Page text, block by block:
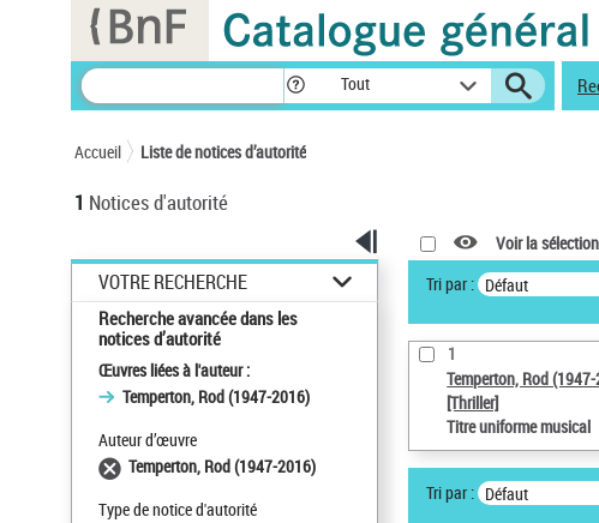
Tout
Accueil Liste de notices d’autorité
1 Notices d'autorité
VOTRE RECHERCHE
Recherche avancée dans les
notices d’autorité
Œuvres liées à l'auteur :
Temperton, Rod (1947-2016)
Auteur d’œuvre
Temperton, Rod (1947-2016)
Type de notice d'autorité
Voir la
Tri par : Défaut
1
Temperton, Rod
[Thriller]
Titre uniforme musical
Tri par : Défaut
Panneau de gestion des cookies